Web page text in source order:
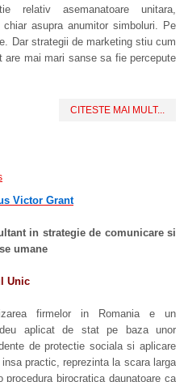
relativ asemanatoare unitara,
asupra anumitor simboluri. Pe
Dar strategii de marketing stiu cum
mai mari sanse sa fie percepute
CITESTE MAI MULT...
Victor Grant
in strategie de comunicare si
umane
Unic
firmelor in Romania e un
aplicat de stat pe baza unor
de protectie sociala si aplicare
practic, reprezinta la scara larga
birocratica daunatoare ca